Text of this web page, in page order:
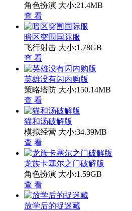
角色扮演 大小:21.4MB
查 看
暗区突围国际服
飞行射击 大小:1.78GB
查 看
英雄没有闪内购版
策略塔防 大小:150.14MB
查 看
猫和汤破解版
模拟经营 大小:34.39MB
查 看
龙族卡塞尔之门破解版
角色扮演 大小:1.59GB
查 看
放学后的捉迷藏